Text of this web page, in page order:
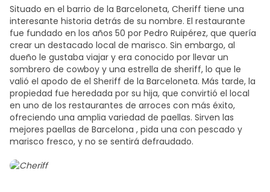
Situado en el barrio de la Barceloneta, Cheriff tiene una
interesante historia detrás de su nombre. El restaurante
fue fundado en los años 50 por Pedro Ruipérez, que quería
crear un destacado local de marisco. Sin embargo, al
dueño le gustaba viajar y era conocido por llevar un
sombrero de cowboy y una estrella de sheriff, lo que le
valió el apodo de el Sheriff de la Barceloneta. Más tarde, la
propiedad fue heredada por su hija, que convirtió el local
en uno de los restaurantes de arroces con más éxito,
ofreciendo una amplia variedad de paellas. Sirven las
mejores paellas de Barcelona , pida una con pescado y
marisco fresco, y no se sentirá defraudado.